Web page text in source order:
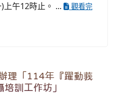
上午12時止。 ...
觀看完
理「114年『躍動莪
訓工作坊」